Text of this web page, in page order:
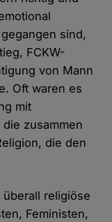
sind,
FCKW-
von Mann
Oft waren es
mit
zusammen
die den
überall religiöse
Feministen,